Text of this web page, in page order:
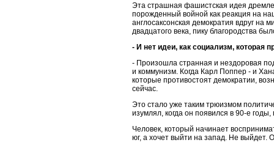
Эта страшная фашистская идея
порожденный войной как реакция на
англосаксонская демократия вдруг на
двадцатого века, пику благородства
- И нет идеи, как социализм, которая
- Произошла странная и нездоровая
и коммунизм. Когда Карл Поппер - и
которые противостоят демократии,
сейчас.
Это стало уже таким трюизмом
изумлял, когда он появился в 90-е
Человек, который начинает
юг, а хочет выйти на запад. Не выйдет.